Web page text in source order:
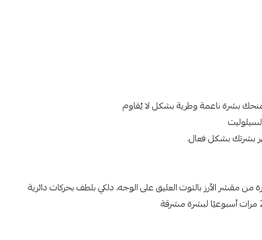
بشرة ناعمة وطرية بشكل لا يُقاوم
بشرتك بشكل فعال.
مقشر الأرز بالتوت العليق على الوجه، دلكي بلطف بحركات دائرية